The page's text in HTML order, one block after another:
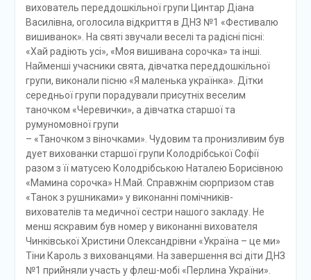
вихователь переддошкільної групи Цинтар Діана
Василівна, оголосила відкриття в ДНЗ №1 «Фестивалю
вишиванок». На святі звучали веселі та радісні пісні:
«Хай радіють усі», «Моя вишивана сорочка» та інші.
Найменші учасники свята, дівчатка переддошкільної
групи, виконали пісню «Я маленька українка». Дітки
середньої групи порадували присутніх веселим
таночком «Черевички», а дівчатка старшої та
румуномовної групи
– «Таночком з віночками». Чудовим та пронизливим був
дует вихованки старшої групи Колодрібської Софії
разом з її матусею Колодрібською Наталею Борисівною
«Мамина сорочка» Н.Май. Справжнім сюрпризом став
«Танок з рушниками» у виконанні помічників-
вихователів та медичної сестри нашого закладу. Не
менш яскравим був номер у виконанні вихователя
Чинківської Христини Олександрівни «Україна – це ми»
Тіни Кароль з вихованцями. На завершення всі діти ДНЗ
№1 прийняли участь у флеш-мобі «Перлина України».